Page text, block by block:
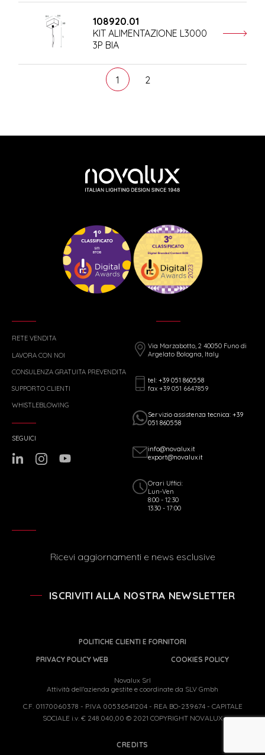
108920.01
KIT ALIMENTAZIONE L3000
3P BIA
1 2
RETE VENDITA
LAVORA CON NOI
CONSULENZA GRATUITA PREVENDITA
SUPPORTO CLIENTI
WHISTLEBLOWING
Via Marzabotto, 2 40050 Funo di
Argelato Bologna, Italy
tel: +39 051 860558
fax +39 051 6647859
Servizio assistenza tecnica: +39
051 860558
info@novalux.it
export@novalux.it
Orari Uffici:
Lun-Ven
8:00 - 12:30
13:30 - 17:00
SEGUICI
Ricevi aggiornamenti e news esclusive
ISCRIVITI ALLA NOSTRA NEWSLETTER
POLITICHE CLIENTI E FORNITORI
PRIVACY POLICY WEB
COOKIES POLICY
Novalux Srl
Attività dell'azienda gestite e coordinate da SLV Gmbh
C.F. 01170060378 - P.IVA 00536541204 - REA BO-239674 - CAPITALE
SOCIALE i.v. € 248.040,00 © 2021 COPYRIGHT NOVALUX
CREDITS